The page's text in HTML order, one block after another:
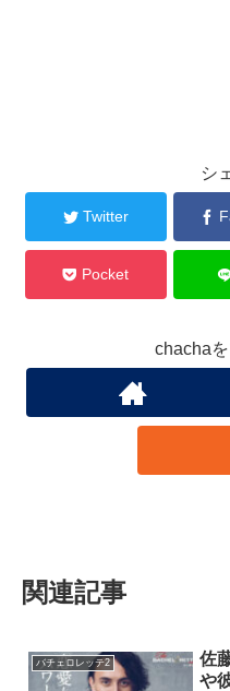
②エピソード2 カ
マクファーが尾崎美紀さ
中道りおんさんが「次い
「あ、でも」と戸惑う美
シ
Twitter
Pocket
chacha
関連記事
バチェロレッテ2
佐
や